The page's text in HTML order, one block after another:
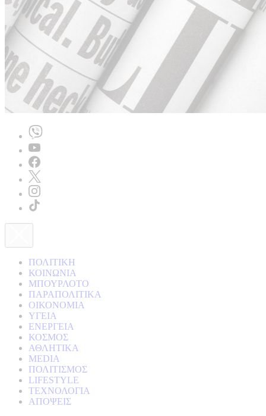
ΠΟΛΙΤΙΚΗ
ΚΟΙΝΩΝΙΑ
ΜΠΟΥΡΛΟΤΟ
ΠΑΡΑΠΟΛΙΤΙΚΑ
ΟΙΚΟΝΟΜΙΑ
ΥΓΕΙΑ
ΕΝΕΡΓΕΙΑ
ΚΟΣΜΟΣ
ΑΘΛΗΤΙΚΑ
MEDIA
ΠΟΛΙΤΙΣΜΟΣ
LIFESTYLE
ΤΕΧΝΟΛΟΓΙΑ
ΑΠΟΨΕΙΣ